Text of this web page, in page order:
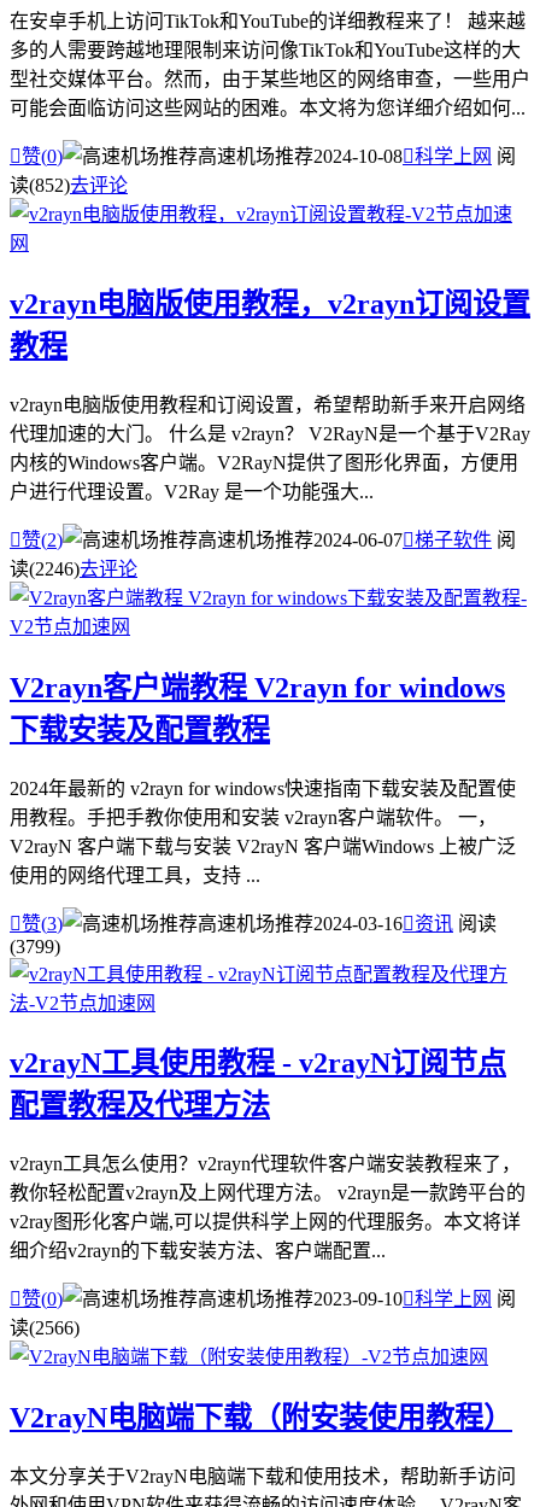
在安卓手机上访问TikTok和YouTube的详细教程来了！ 越来越
多的人需要跨越地理限制来访问像TikTok和YouTube这样的大
型社交媒体平台。然而，由于某些地区的网络审查，一些用户
可能会面临访问这些网站的困难。本文将为您详细介绍如何...
赞(0) 高速机场推荐2024-10-08科学上网 阅
读(852)去评论
v2rayn电脑版使用教程，v2rayn订阅设置
教程
v2rayn电脑版使用教程和订阅设置，希望帮助新手来开启网络
代理加速的大门。 什么是 v2rayn？ V2RayN是一个基于V2Ray
内核的Windows客户端。V2RayN提供了图形化界面，方便用
户进行代理设置。V2Ray 是一个功能强大...
赞(2) 高速机场推荐2024-06-07梯子软件 阅
读(2246)去评论
V2rayn客户端教程 V2rayn for windows
下载安装及配置教程
2024年最新的 v2rayn for windows快速指南下载安装及配置使
用教程。手把手教你使用和安装 v2rayn客户端软件。 一，
V2rayN 客户端下载与安装 V2rayN 客户端Windows 上被广泛
使用的网络代理工具，支持 ...
赞(3) 高速机场推荐2024-03-16资讯 阅读
(3799)
v2rayN工具使用教程 - v2rayN订阅节点
配置教程及代理方法
v2rayn工具怎么使用？v2rayn代理软件客户端安装教程来了，
教你轻松配置v2rayn及上网代理方法。 v2rayn是一款跨平台的
v2ray图形化客户端,可以提供科学上网的代理服务。本文将详
细介绍v2rayn的下载安装方法、客户端配置...
赞(0) 高速机场推荐2023-09-10科学上网 阅
读(2566)
V2rayN电脑端下载（附安装使用教程）
本文分享关于V2rayN电脑端下载和使用技术，帮助新手访问